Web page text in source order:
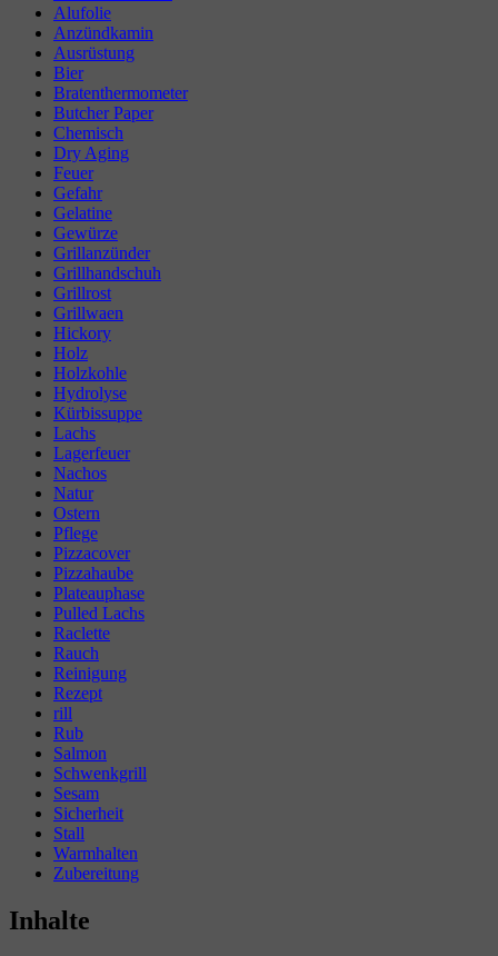
Alufolie
Anzündkamin
Ausrüstung
Bier
Bratenthermometer
Butcher Paper
Chemisch
Dry Aging
Feuer
Gefahr
Gelatine
Gewürze
Grillanzünder
Grillhandschuh
Grillrost
Grillwaen
Hickory
Holz
Holzkohle
Hydrolyse
Kürbissuppe
Lachs
Lagerfeuer
Nachos
Natur
Ostern
Pflege
Pizzacover
Pizzahaube
Plateauphase
Pulled Lachs
Raclette
Rauch
Reinigung
Rezept
rill
Rub
Salmon
Schwenkgrill
Sesam
Sicherheit
Stall
Warmhalten
Zubereitung
Inhalte